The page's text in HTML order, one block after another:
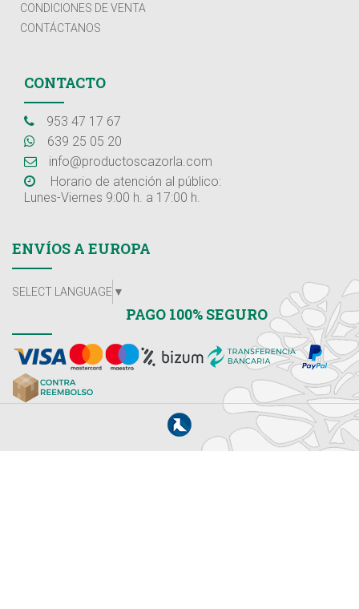
CONDICIONES DE VENTA
CONTÁCTANOS
CONTACTO
953 47 17 67
639 25 05 20
info@productoscazorla.com
Horario de atención al público:
Lunes-Viernes 9:00 h. a 17:00 h.
ENVÍOS A EUROPA
SELECT LANGUAGE ▼
PAGO 100% SEGURO